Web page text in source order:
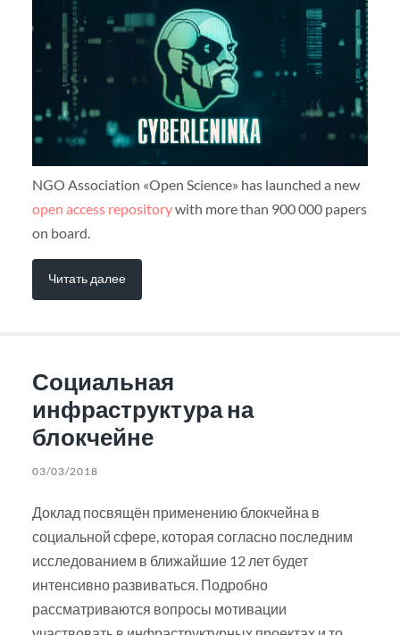
NGO Association «Open Science» has launched a new
open access repositorywith more than 900 000 papers
on board.
Читать далее
Социальная
инфраструктура на
блокчейне
03/03/2018
Доклад посвящён применению блокчейна в
социальной сфере, которая согласно последним
исследованием в ближайшие 12 лет будет
интенсивно развиваться. Подробно
рассматриваются вопросы мотивации